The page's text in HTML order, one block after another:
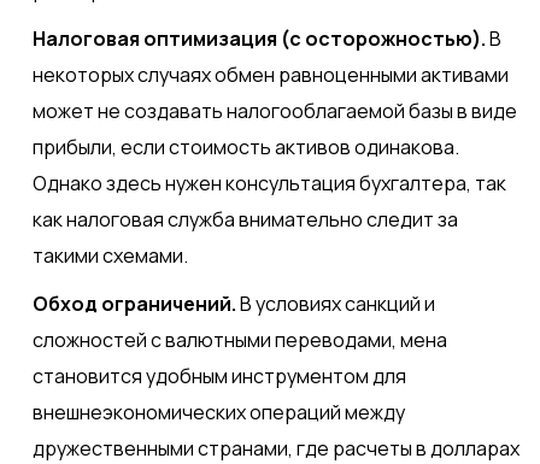
Налоговая оптимизация (с осторожностью).В
некоторых случаях обмен равноценными активами
может не создавать налогооблагаемой базы в виде
прибыли, если стоимость активов одинакова.
Однако здесь нужен консультация бухгалтера, так
как налоговая служба внимательно следит за
такими схемами.
Обход ограничений.В условиях санкций и
сложностей с валютными переводами, мена
становится удобным инструментом для
внешнеэкономических операций между
дружественными странами, где расчеты в долларах